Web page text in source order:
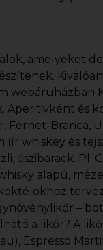
amelyeket
webáruházban
és
Fernet-Branca,
whiskey és
őszibarack. Pl.
alapú,
–
a likőr? A
Espresso